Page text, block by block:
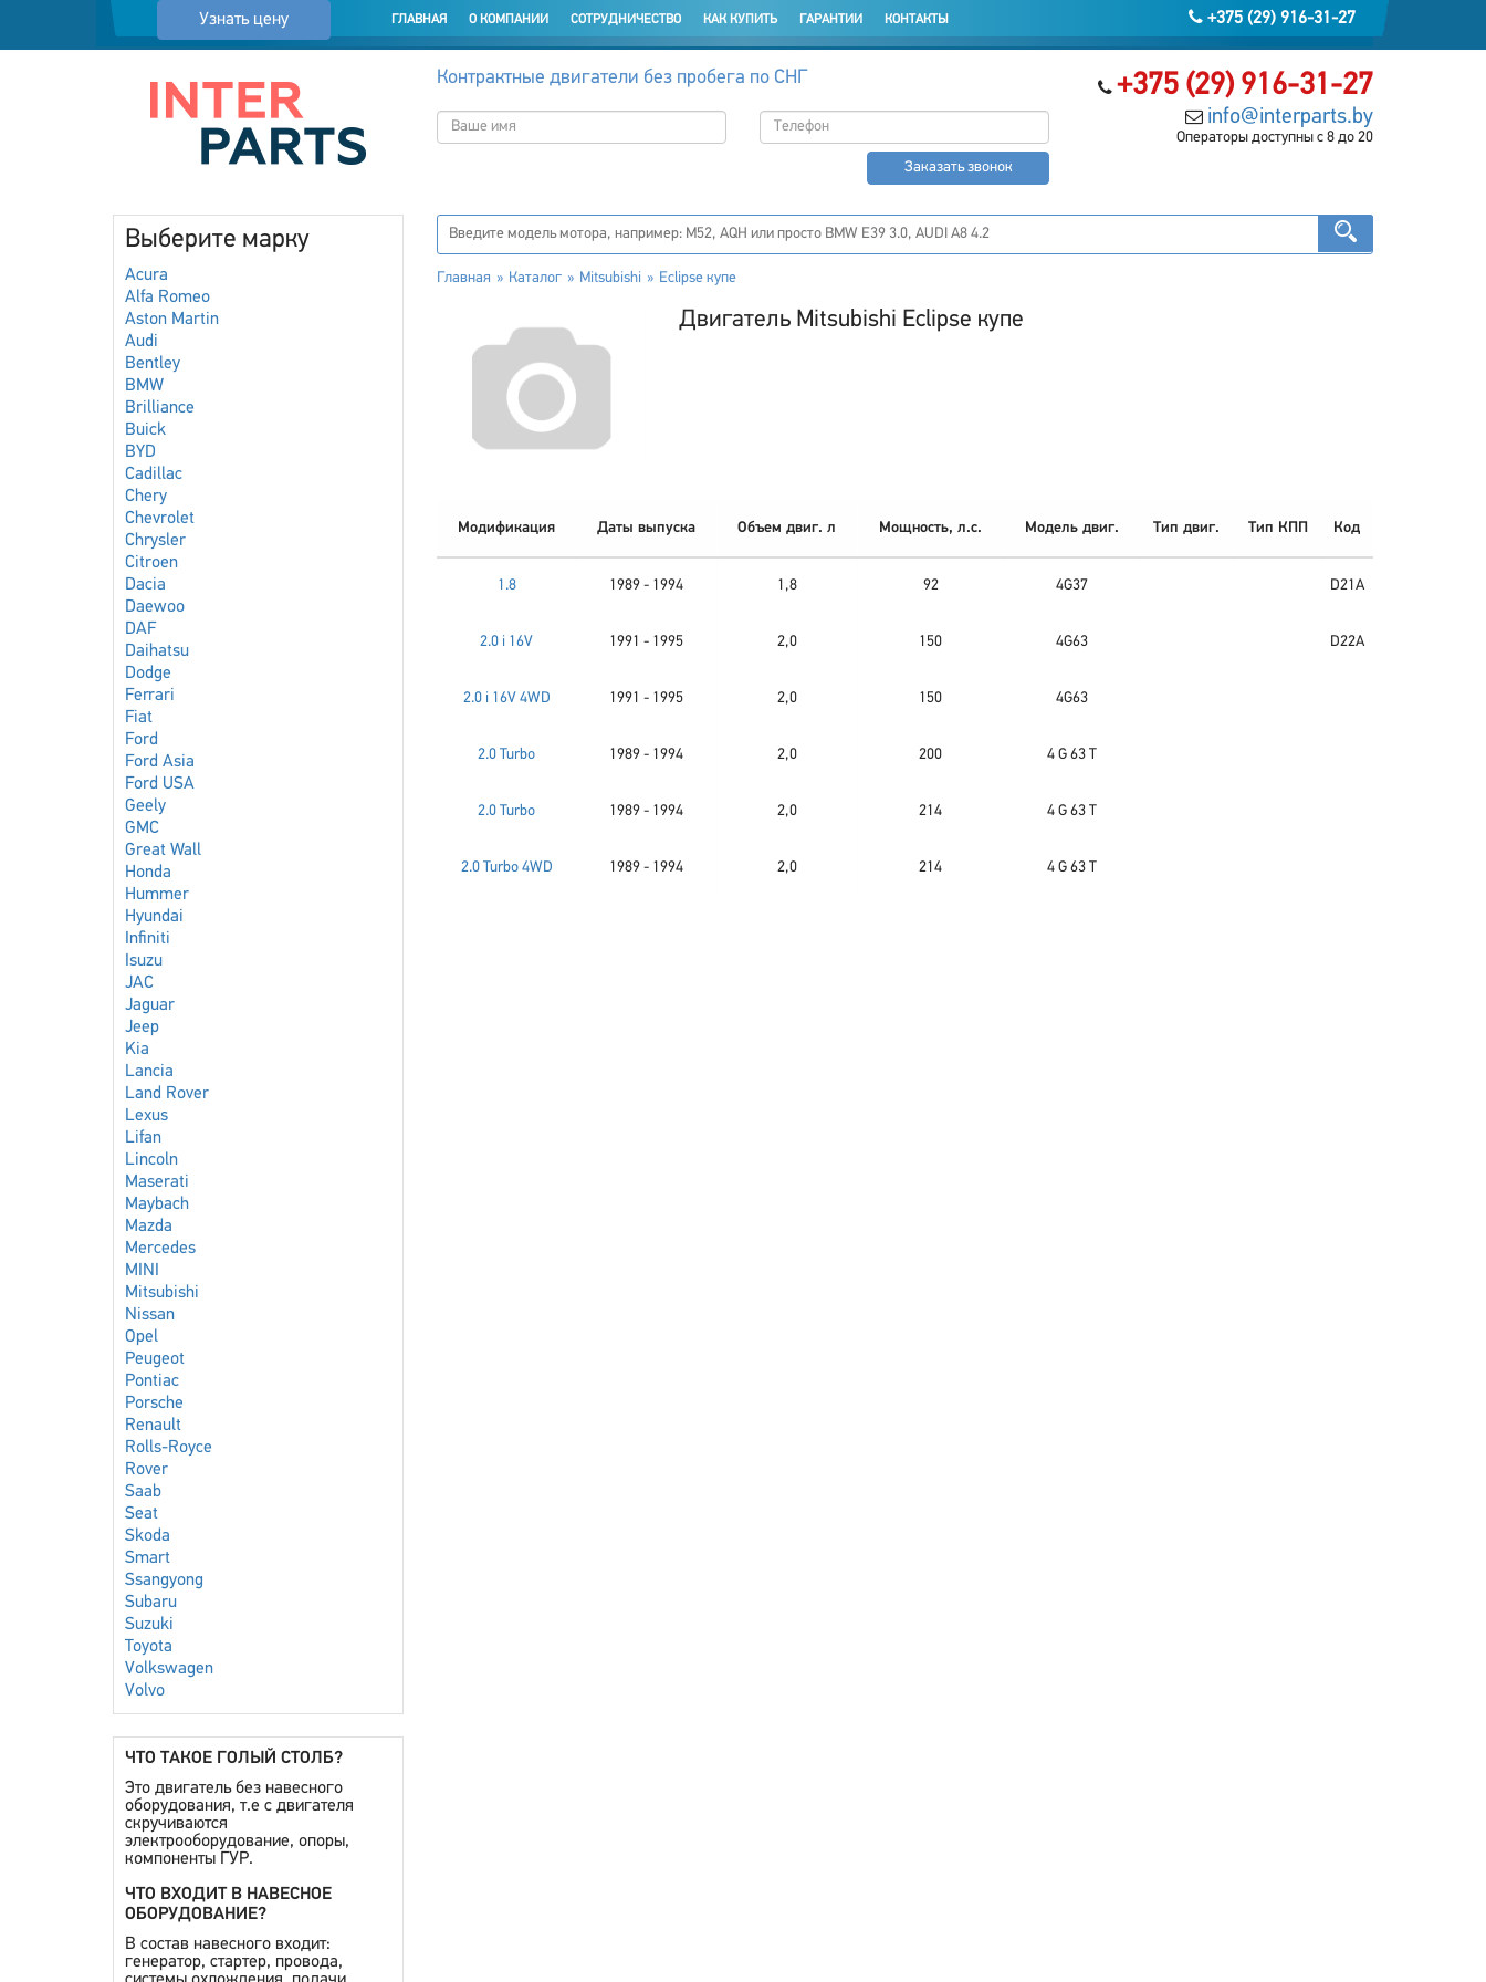
Узнать цену +375 (29) 916-31-27
ГЛАВНАЯ О КОМПАНИИ СОТРУДНИЧЕСТВО КАК КУПИТЬ ГАРАНТИИ КОНТАКТЫ
+375 (29) 916-31-27
info@interparts.by
Операторы доступны с 8 до 20
Контрактные двигатели без пробега по СНГ
Заказать звонок
Выберите марку
Acura
Alfa Romeo
Aston Martin
Audi
Bentley
BMW
Brilliance
Buick
BYD
Cadillac
Chery
Chevrolet
Chrysler
Citroen
Dacia
Daewoo
DAF
Daihatsu
Dodge
Ferrari
Fiat
Ford
Ford Asia
Ford USA
Geely
GMC
Great Wall
Honda
Hummer
Hyundai
Infiniti
Isuzu
JAC
Jaguar
Jeep
Kia
Lancia
Land Rover
Lexus
Lifan
Lincoln
Maserati
Maybach
Mazda
Mercedes
MINI
Mitsubishi
Nissan
Opel
Peugeot
Pontiac
Porsche
Renault
Rolls-Royce
Rover
Saab
Seat
Skoda
Smart
Ssangyong
Subaru
Suzuki
Toyota
Volkswagen
Volvo
ЧТО ТАКОЕ ГОЛЫЙ СТОЛБ?
Это двигатель без навесного
оборудования, т.е с двигателя
скручиваются
электрооборудование, опоры,
компоненты ГУР.
ЧТО ВХОДИТ В НАВЕСНОЕ
ОБОРУДОВАНИЕ?
В состав навесного входит:
генератор, стартер, провода,
Главная Каталог Mitsubishi Eclipse купе
Двигатель Mitsubishi Eclipse купе
Модификация Даты выпуска Объем двиг. л Мощность, л.с. Модель двиг. Тип двиг. Тип КПП Код
1.8 1989 - 1994 1,8 92 4G37 D21A
2.0 i 16V 1991 - 1995 2,0 150 4G63 D22A
2.0 i 16V 4WD 1991 - 1995 2,0 150 4G63
2.0 Turbo 1989 - 1994 2,0 200 4 G 63 T
2.0 Turbo 1989 - 1994 2,0 214 4 G 63 T
2.0 Turbo 4WD 1989 - 1994 2,0 214 4 G 63 T